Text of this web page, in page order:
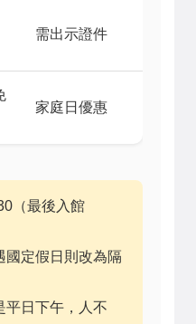
需出示證件
家庭日優惠
（最後入館
國定假日則改為隔
平日下午，人不